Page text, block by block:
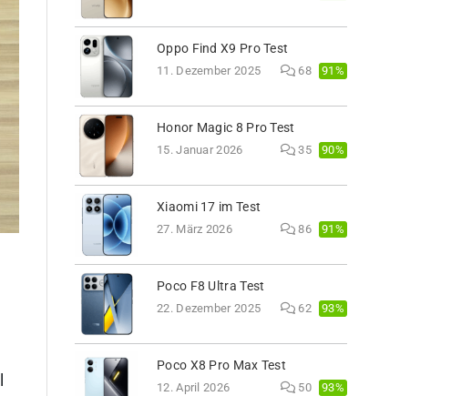
Oppo Find X9 Pro Test
11. Dezember 2025 68 91%
Honor Magic 8 Pro Test
15. Januar 2026 35 90%
Xiaomi 17 im Test
27. März 2026 86 91%
Poco F8 Ultra Test
22. Dezember 2025 62 93%
Poco X8 Pro Max Test
12. April 2026 50 93%